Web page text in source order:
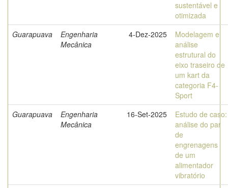
sustentável e
otimizada
Guarapuava
Engenharia
Mecânica
4-Dez-2025
Modelagem e
análise
estrutural do
eixo traseiro de
um kart da
categoria F4-
Sport
Guarapuava
Engenharia
Mecânica
16-Set-2025
Estudo de caso:
análise do par
de
engrenagens
de um
alimentador
vibratório